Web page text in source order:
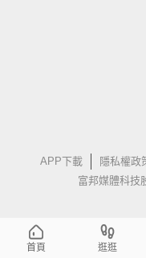
APP下載 隱私權政
富邦媒體科技
首頁 逛逛